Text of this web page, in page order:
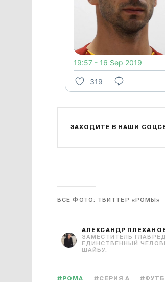
19:57 - 16 Sep 2019
319
ЗАХОДИТЕ В НАШИ
ВСЕ ФОТО: ТВИТТЕР «РОМЫ»
АЛЕКСАНДР
ЗАМЕСТИТЕЛЬ
ЕДИНСТВЕННЫЙ
ШАЙБУ.
#РОМА #СЕРИЯ А